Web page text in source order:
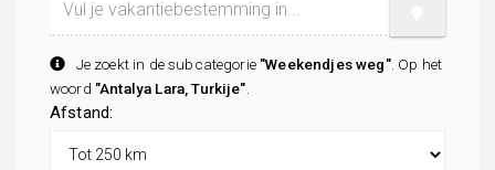
Je zoekt in de subcategorie "Weekendjes weg". Op het
woord "Antalya Lara, Turkije"
Afstand: